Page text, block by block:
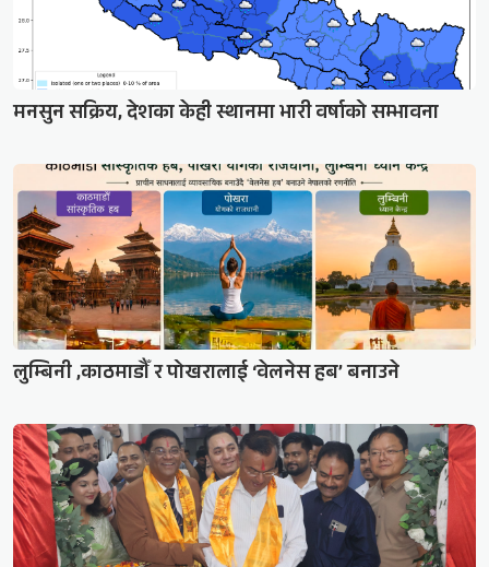
मनसुन सक्रिय, देशका केही स्थानमा भारी वर्षाको सम्भावना
लुम्बिनी ,काठमाडौँ र पोखरालाई ‘वेलनेस हब’ बनाउने